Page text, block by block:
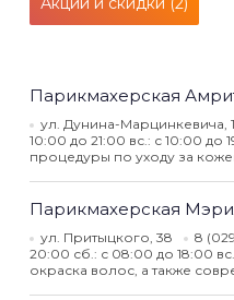
Парикмахерская
ул. Дунина-Марцинкевича,
10:00 до 21:00 вс.: с 10:00 до
процедуры по уходу за
Парикмахерская
ул. Притыцкого, 38 8
20:00 сб.: с 08:00 до 18:00
окраска волос, а также